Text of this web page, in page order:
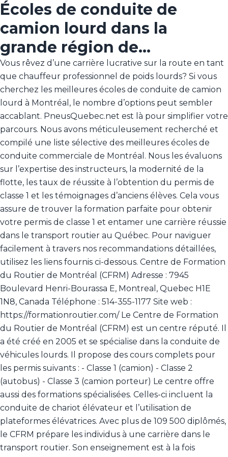
Écoles de conduite de
camion lourd dans la
grande région de…
Vous rêvez d’une carrière lucrative sur la route en tant
que chauffeur professionnel de poids lourds? Si vous
cherchez les meilleures écoles de conduite de camion
lourd à Montréal, le nombre d’options peut sembler
accablant. PneusQuebec.net est là pour simplifier votre
parcours. Nous avons méticuleusement recherché et
compilé une liste sélective des meilleures écoles de
conduite commerciale de Montréal. Nous les évaluons
sur l’expertise des instructeurs, la modernité de la
flotte, les taux de réussite à l’obtention du permis de
classe 1 et les témoignages d’anciens élèves. Cela vous
assure de trouver la formation parfaite pour obtenir
votre permis de classe 1 et entamer une carrière réussie
dans le transport routier au Québec. Pour naviguer
facilement à travers nos recommandations détaillées,
utilisez les liens fournis ci-dessous. Centre de Formation
du Routier de Montréal (CFRM) Adresse : 7945
Boulevard Henri-Bourassa E, Montreal, Quebec H1E
1N8, Canada Téléphone : 514-355-1177 Site web :
https://formationroutier.com/ Le Centre de Formation
du Routier de Montréal (CFRM) est un centre réputé. Il
a été créé en 2005 et se spécialise dans la conduite de
véhicules lourds. Il propose des cours complets pour
les permis suivants : - Classe 1 (camion) - Classe 2
(autobus) - Classe 3 (camion porteur) Le centre offre
aussi des formations spécialisées. Celles-ci incluent la
conduite de chariot élévateur et l’utilisation de
plateformes élévatrices. Avec plus de 109 500 diplômés,
le CFRM prépare les individus à une carrière dans le
transport routier. Son enseignement est à la fois